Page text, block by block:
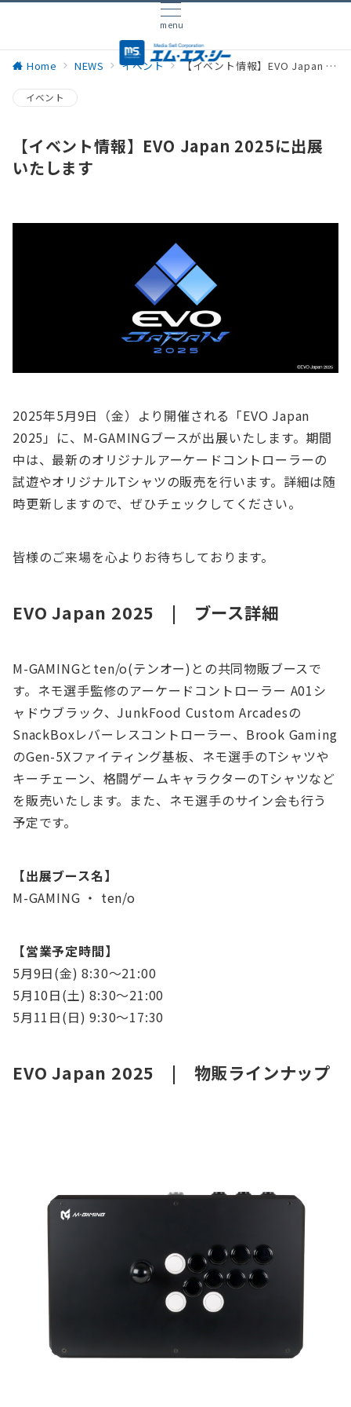
menu
Home NEWS イベント 【イベント情報】EVO Japan 2025に出展いたします
イベント
【イベント情報】EVO Japan 2025に出展
いたします
2025年5月9日（金）より開催される「EVO Japan
2025」に、M-GAMINGブースが出展いたします。期間
中は、最新のオリジナルアーケードコントローラーの
試遊やオリジナルTシャツの販売を行います。詳細は随
時更新しますので、ぜひチェックしてください。
皆様のご来場を心よりお待ちしております。
EVO Japan 2025 | ブース詳細
M-GAMINGとten/o(テンオー)との共同物販ブースで
す。ネモ選手監修のアーケードコントローラー A01シ
ャドウブラック、JunkFood Custom Arcadesの
SnackBoxレバーレスコントローラー、Brook Gaming
のGen-5Xファイティング基板、ネモ選手のTシャツや
キーチェーン、格闘ゲームキャラクターのTシャツなど
を販売いたします。また、ネモ選手のサイン会も行う
予定です。
【出展ブース名】
M-GAMING ・ ten/o
【営業予定時間】
5月9日(金) 8:30〜21:00
5月10日(土) 8:30〜21:00
5月11日(日) 9:30〜17:30
EVO Japan 2025 | 物販ラインナップ